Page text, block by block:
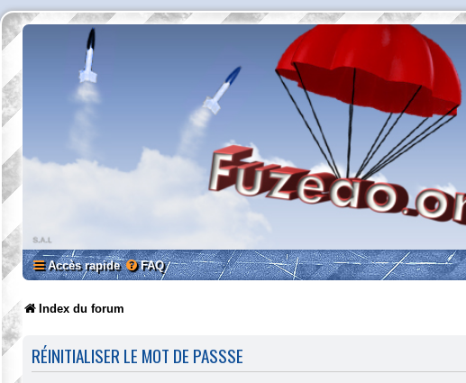
Accès rapide FAQ
Index du forum
RÉINITIALISER LE MOT DE PASSSE